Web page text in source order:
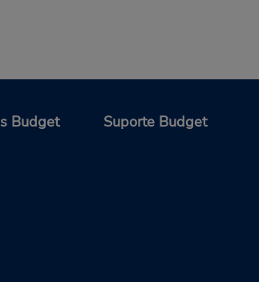
Budget Suporte Budget